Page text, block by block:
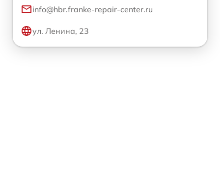
info@hbr.franke-repair-center.ru
ул. Ленина, 23